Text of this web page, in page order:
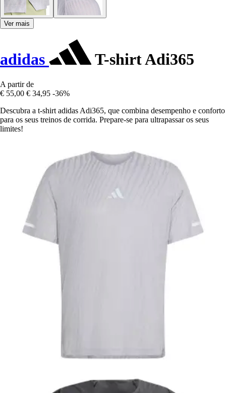
Ver mais
adidas T-shirt Adi365
A partir de
€ 55,00 € 34,95 -36%
Descubra a t-shirt adidas Adi365, que combina desempenho e conforto
para os seus treinos de corrida. Prepare-se para ultrapassar os seus
limites!